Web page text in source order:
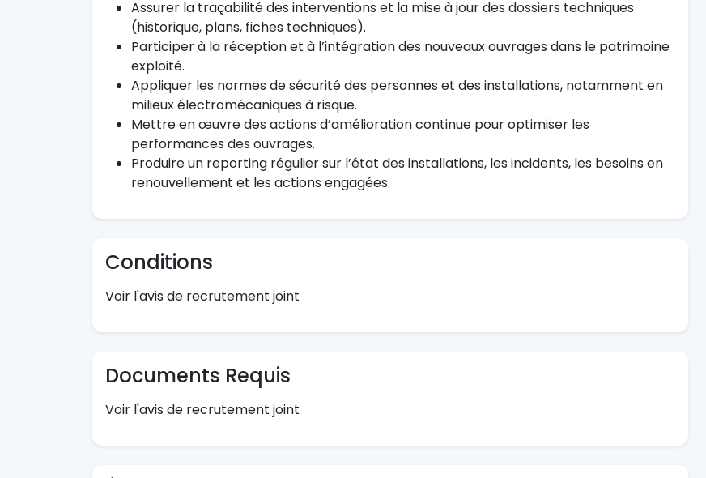
Assurer la traçabilité des interventions et la mise à jour des dossiers techniques
(historique, plans, fiches techniques).
Participer à la réception et à l’intégration des nouveaux ouvrages dans le patrimoine
exploité.
Appliquer les normes de sécurité des personnes et des installations, notamment en
milieux électromécaniques à risque.
Mettre en œuvre des actions d’amélioration continue pour optimiser les
performances des ouvrages.
Produire un reporting régulier sur l’état des installations, les incidents, les besoins en
renouvellement et les actions engagées.
Conditions
Voir l'avis de recrutement joint
Documents Requis
Voir l'avis de recrutement joint